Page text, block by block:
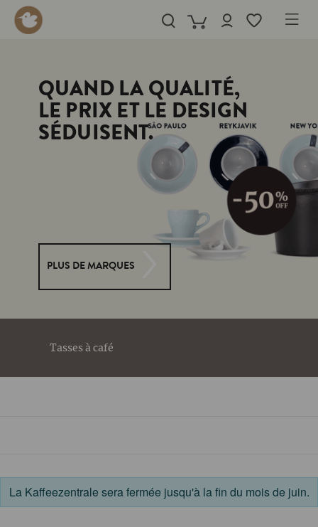
content
QUAND LA QUALITÉ,
LE PRIX ET LE DESIGN
SÉDUISENT.
PLUS DE MARQUES
Tasses à café
La Kaffeezentrale sera fermée jusqu'à la fin du mois de juin.